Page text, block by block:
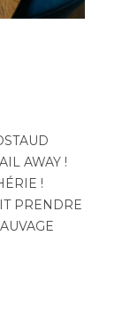
AWAY !
!
PRENDRE